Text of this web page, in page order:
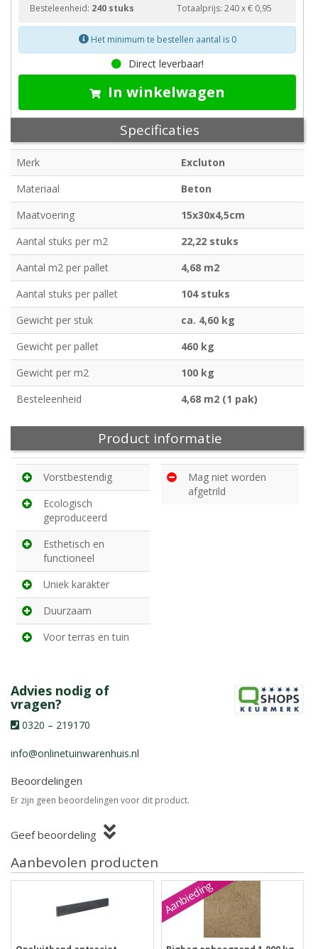
Besteleenheid: 240 stuks Totaalprijs:240x€ 0,95
Het minimum te bestellen aantal is 0
Direct leverbaar!
In winkelwagen
Specificaties
Merk
Excluton
Materiaal
Beton
Maatvoering
15x30x4,5cm
Aantal stuks per m2
22,22 stuks
Aantal m2 per pallet
4,68 m2
Aantal stuks per pallet
104 stuks
Gewicht per stuk
ca. 4,60 kg
Gewicht per pallet
460 kg
Gewicht per m2
100 kg
Besteleenheid
4,68 m2 (1 pak)
Product informatie
Vorstbestendig
Ecologisch
geproduceerd
Esthetisch en
functioneel
Uniek karakter
Duurzaam
Voor terras en tuin
Mag niet worden
afgetrild
Advies nodig of
vragen?
0320 – 219170
info@onlinetuinwarenhuis.nl
Beoordelingen
Er zijn geen beoordelingen voor dit product.
Geef beoordeling
Aanbevolen producten
Aanbieding